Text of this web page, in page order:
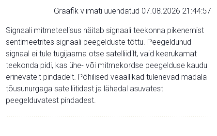
Graafik viimati uuendatud 07.08.2026 21:44:57
Signaali mitmeteelisus näitab signaali teekonna pikenemist
sentimeetrites signaali peegelduste tõttu. Peegeldunud
signaal ei tule tugijaama otse satelliidilt, vaid keerukamat
teekonda pidi, kas ühe- või mitmekordse peegelduse kaudu
erinevatelt pindadelt. Põhilised veaallikad tulenevad madala
tõusunurgaga satelliitidest ja lähedal asuvatest
peegelduvatest pindadest.